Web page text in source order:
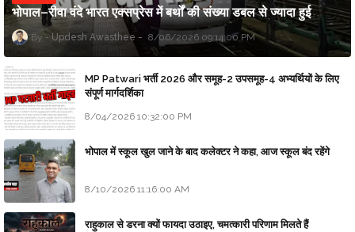
भोपाल–रीवा वंदे भारत एक्सप्रेस में बर्थों की संख्या डबल से ज्यादा हुई
Updesh Awasthee 8/06/2026 09:14:00 PM
MP Patwari भर्ती 2026 और समूह-2 उपसमूह-4 अभ्यर्थियों के लिए
संपूर्ण मार्गदर्शिका
8/04/2026 10:32:00 PM
भोपाल में स्कूल खुल जाने के बाद कलेक्टर ने कहा, आज स्कूल बंद रहेंगे
8/10/2026 11:16:00 AM
राहुकाल से डरना क्यों फायदा उठाइए, चमत्कारी परिणाम मिलते हैं